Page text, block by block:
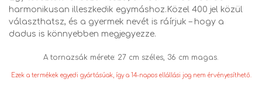
harmonikusan illeszkedik egymáshoz.Közel 400 jel közül
választhatsz, és a gyermek nevét is ráírjuk – hogy a
dadus is könnyebben megjegyezze.
A tornazsák mérete: 27 cm széles, 36 cm magas.
Ezek a termékek egyedi gyártásúak, így a 14-napos ellállási jog nem érvényesíthető.